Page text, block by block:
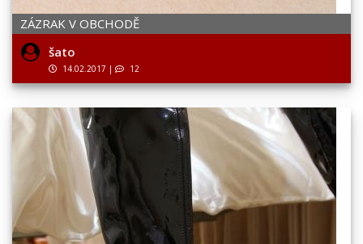
ZÁZRAK V OBCHODĚ
šato
14.02.2017 | 12